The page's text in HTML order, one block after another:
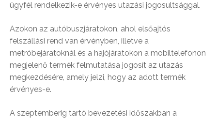
ügyfél rendelkezik-e érvényes utazási jogosultsággal.
Azokon az autóbuszjáratokon, ahol elsőajtós
felszállási rend van érvényben, illetve a
metróbejáratoknál és a hajójáratokon a mobiltelefonon
megjelenő termék felmutatása jogosít az utazás
megkezdésére, amely jelzi, hogy az adott termék
érvényes-e.
A szeptemberig tartó bevezetési időszakban a